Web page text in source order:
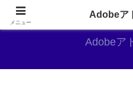
Adobe好きの
Adobeア
メニュー
Adobeア